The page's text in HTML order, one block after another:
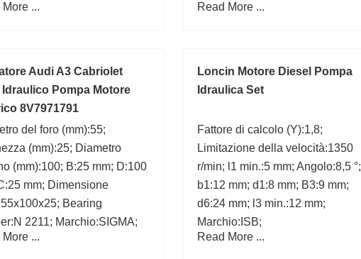
(C0):0,755 kN;
More ...
Marchio:ISO; C:75 mm;
Read More ...
Audi A3 Cabriolet
Idraulico Pompa Motore
8V7971791
del foro (mm):55;
(mm):25; Diametro
(mm):100; B:25 mm; D:100
mm; Dimensione
Bearing
2211; Marchio:SIGMA;
More ...
Loncin Motore Diesel Pompa
Idraulica Set
Fattore di calcolo (Y):1,8;
Limitazione della velocità:1350
r/min; l1 min.:5 mm; Angolo:8,5 °;
b1:12 mm; d1:8 mm; B3:9 mm;
d6:24 mm; l3 min.:12 mm;
Marchio:ISB;
Read More ...